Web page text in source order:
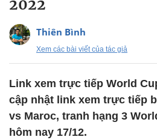
2022
Thiên Bình
Xem các bài viết của tác giả
Link xem trực tiếp World
cập nhật link xem trực tiếp
vs Maroc, tranh hạng 3
hôm nay 17/12.